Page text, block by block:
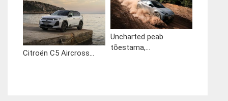
Citroën C5 Aircross...
Uncharted peab
tõestama,...